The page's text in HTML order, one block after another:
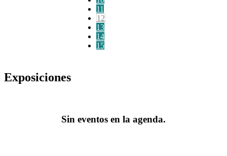
11
12
13
14
15
Exposiciones
Sin eventos en la agenda.